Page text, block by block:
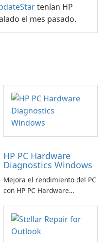
tenían HP
el mes pasado.
HP PC Hardware
Diagnostics Windows
Mejora el rendimiento del PC
con HP PC Hardware